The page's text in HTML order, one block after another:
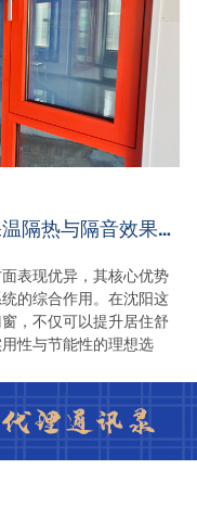
隔热与隔音效果详
表现优异，其核心优势
的综合作用。在沈阳这
，不仅可以提升居住舒
性与节能性的理想选